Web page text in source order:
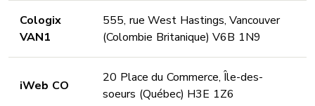
Cologix
VAN1
555, rue West Hastings, Vancouver
(Colombie Britanique) V6B 1N9
iWeb CO
20 Place du Commerce, Île-des-
soeurs (Québec) H3E 1Z6